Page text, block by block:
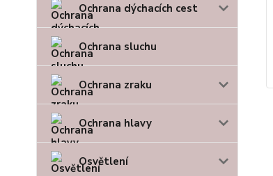
Ochrana dýchacích cest
Ochrana sluchu
Ochrana zraku
Ochrana hlavy
Osvětlení